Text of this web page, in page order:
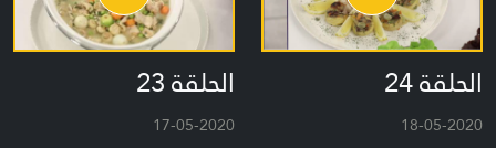
الحلقة 24
18-05-2020
الحلقة 23
17-05-2020